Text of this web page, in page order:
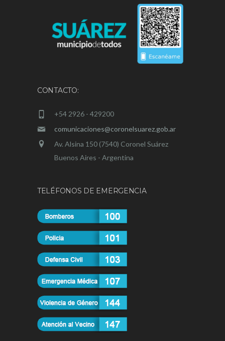
CONTACTO:
+54 2926 - 429200
comunicaciones@coronelsuarez.gob.ar
Av. Alsina 150 (7540) Coronel Suárez
Buenos Aires - Argentina
TELÉFONOS DE EMERGENCIA